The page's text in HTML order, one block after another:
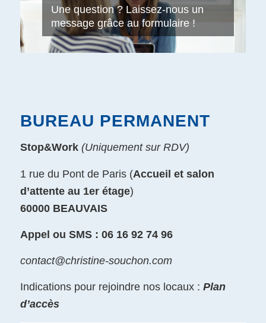
Une question ? Laissez-nous un
message grâce au formulaire !
BUREAU PERMANENT
Stop&Work (Uniquement sur RDV)
1 rue du Pont de Paris (Accueil et salon
d’attente au 1er étage)
60000 BEAUVAIS
Appel ou SMS : 06 16 92 74 96
contact@christine-souchon.com
Indications pour rejoindre nos locaux : Plan
d’accès